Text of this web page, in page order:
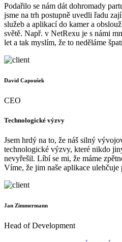
Podařilo se nám dát dohromady
jsme na trh postupně uvedli řadu
služeb a aplikací do kamer a
světě. Např. v NetRexu je s námi
let a tak myslím, že to neděláme
David Capoušek
CEO
Technologické výzvy
Jsem hrdý na to, že náš silný
technologické výzvy, které nikdo
nevyřešil. Líbí se mi, že máme
Víme, že jim naše aplikace ulehčuje
Jan Zimmermann
Head of Development